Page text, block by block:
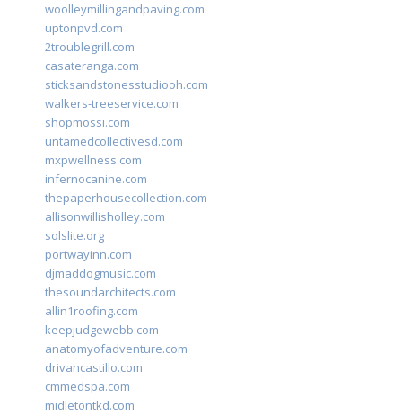
woolleymillingandpaving.com
uptonpvd.com
2troublegrill.com
casateranga.com
sticksandstonesstudiooh.com
walkers-treeservice.com
shopmossi.com
untamedcollectivesd.com
mxpwellness.com
infernocanine.com
thepaperhousecollection.com
allisonwillisholley.com
solslite.org
portwayinn.com
djmaddogmusic.com
thesoundarchitects.com
allin1roofing.com
keepjudgewebb.com
anatomyofadventure.com
drivancastillo.com
cmmedspa.com
midletontkd.com